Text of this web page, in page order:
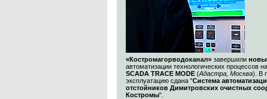
«Костромагорводоканал» завершили
автоматизации технологических процессов
SCADA TRACE MODE (Адастра, Москва). В
эксплуатацию сдана "Система
отстойников Димитровских очистных
Костромы".